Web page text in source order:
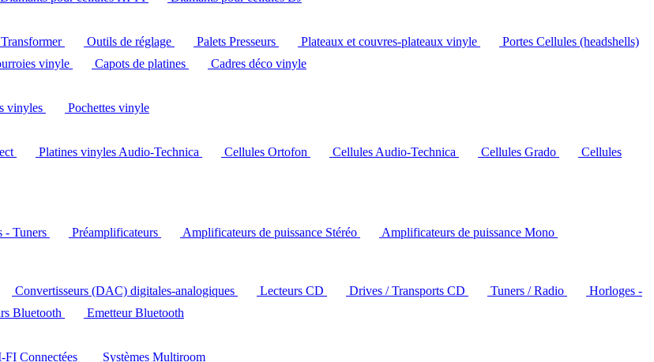
Outils de réglage Palets Presseurs Plateaux et couvres-plateaux vinyle
Portes Cellules (headshells)
vinyle Capots de platines
Cadres déco vinyle
vinyles
Pochettes vinyle
Platines vinyles Audio-Technica Cellules Ortofon Cellules Audio-Technica Cellules Grado
Cellules
- Tuners Préamplificateurs Amplificateurs de puissance Stéréo
Amplificateurs de puissance Mono
Convertisseurs (DAC) digitales-analogiques Lecteurs CD Drives / Transports CD Tuners / Radio
Horloges -
Bluetooth
Emetteur Bluetooth
FI Connectées
Systèmes Multiroom